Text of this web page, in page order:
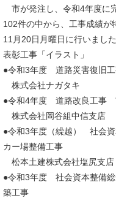
市が発注し、令和4年度に
102件の中から、工事成績が
11月20日月曜日に行いました
表彰工事「イラスト」
●令和3年度 道路災害復旧
株式会社ナガタキ
●令和4年度 道路改良工事
株式会社岡谷組中信支店
●令和3年度（繰越） 社会
カー場整備工事
松本土建株式会社塩尻支店
●令和3年度 社会資本整備
築工事